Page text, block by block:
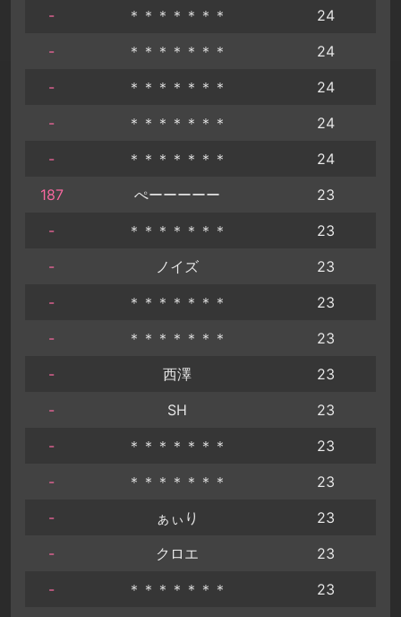
-
＊＊＊＊＊＊＊
24
-
＊＊＊＊＊＊＊
24
-
＊＊＊＊＊＊＊
24
-
＊＊＊＊＊＊＊
24
-
＊＊＊＊＊＊＊
24
187
ぺーーーーー
23
-
＊＊＊＊＊＊＊
23
-
ノイズ
23
-
＊＊＊＊＊＊＊
23
-
＊＊＊＊＊＊＊
23
-
西澤
23
-
SH
23
-
＊＊＊＊＊＊＊
23
-
＊＊＊＊＊＊＊
23
-
ぁぃり
23
-
クロエ
23
-
＊＊＊＊＊＊＊
23